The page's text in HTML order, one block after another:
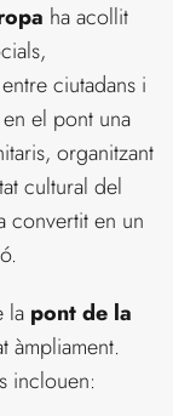
ha acollit
ciutadans i
el pont una
organitzant
cultural del
convertit en un
la pont de la
àmpliament.
inclouen: